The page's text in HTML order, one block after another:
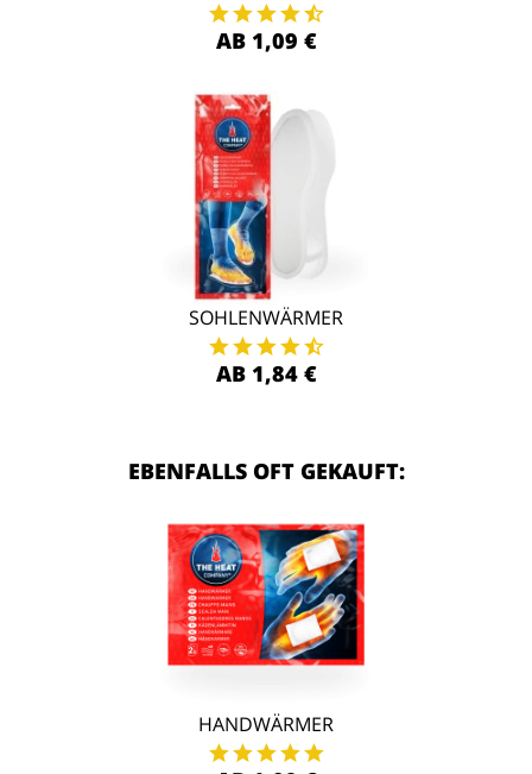
AB 1,09 €
SOHLENWÄRMER
AB 1,84 €
EBENFALLS OFT GEKAUFT:
HANDWÄRMER